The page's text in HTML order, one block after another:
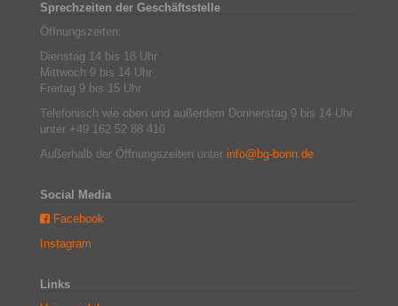
Sprechzeiten der Geschäftsstelle
Öffnungszeiten:
Dienstag 14 bis 18 Uhr
Mittwoch 9 bis 14 Uhr
Freitag 9 bis 15 Uhr
Telefonisch wie oben und außerdem Donnerstag 9 bis 14 Uhr
unter +49 162 52 88 410
Außerhalb der Öffnungszeiten unter info@bg-bonn.de
Social Media
Facebook
Instagram
Links